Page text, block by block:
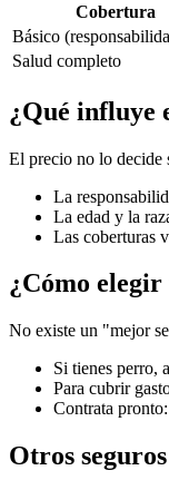
Cobertura
Básico
Salud completo
¿Qué influye
El precio no lo decide
La
La edad y la
Las coberturas
¿Cómo elegir
No existe un "mejor
Si tienes perro,
Para cubrir
Contrata
Otros